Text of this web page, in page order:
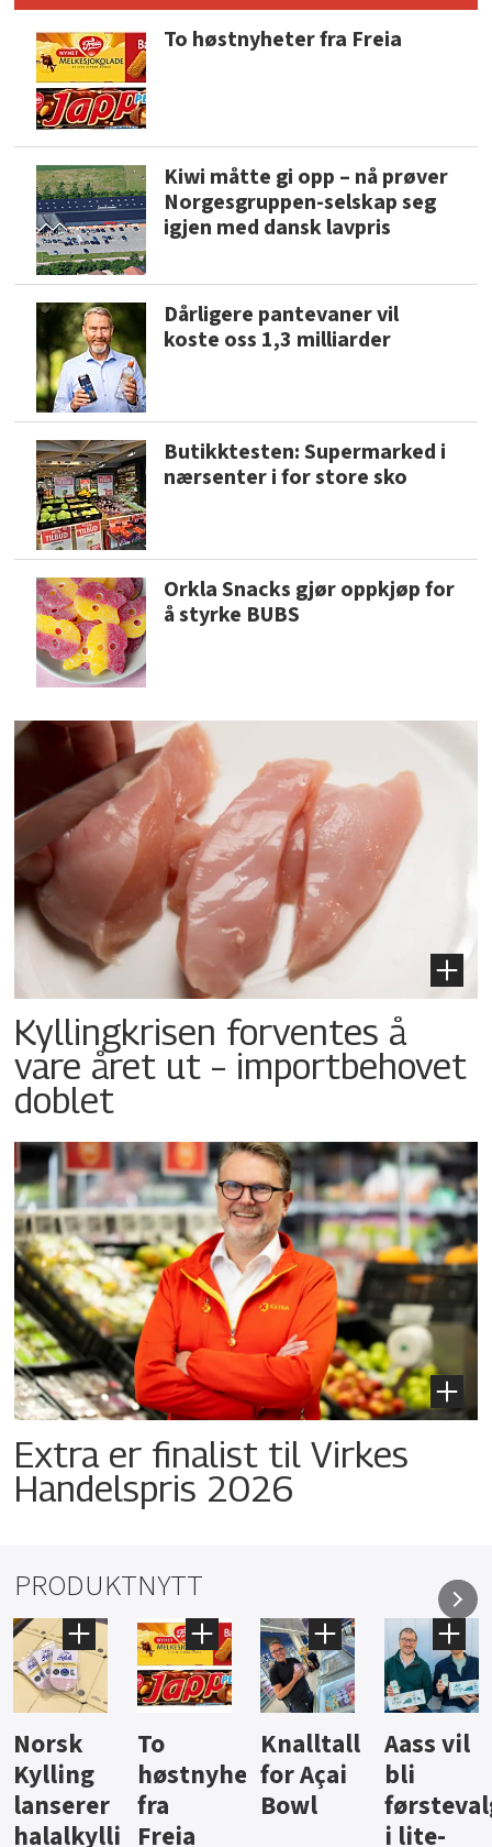
To høstnyheter fra Freia
Kiwi måtte gi opp – nå prøver
Norgesgruppen-selskap seg
igjen med dansk lavpris
Dårligere pantevaner vil
koste oss 1,3 milliarder
Butikktesten: Supermarked i
nærsenter i for store sko
Orkla Snacks gjør oppkjøp for
å styrke BUBS
Kyllingkrisen forventes å
vare året ut – importbehovet
doblet
Extra er finalist til Virkes
Handelspris 2026
PRODUKTNYTT
Knalltall
for Açai
Bowl
Aass vil
bli
førstevalg
i lite-
Brus og
jus fra
Berentsen
Hard
iste fra
Hansa